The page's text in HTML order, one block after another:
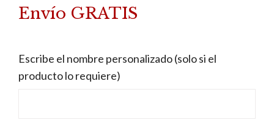
Envío GRATIS
Escribe el nombre personalizado (solo si el
producto lo requiere)